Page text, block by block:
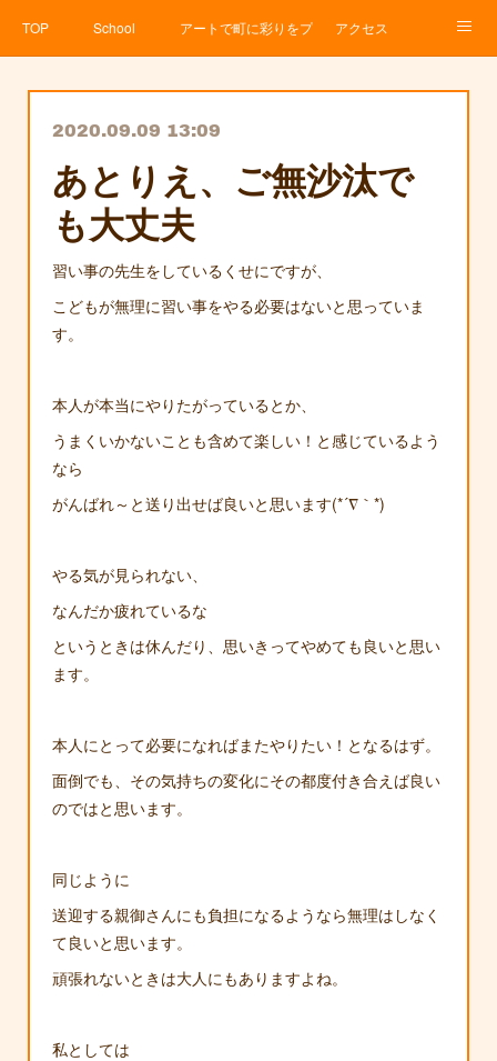
TOP School アートで町に彩りをプロジェクト
アクセス
2020.09.09 13:09
あとりえ、ご無沙汰で
も大丈夫
習い事の先生をしているくせにですが、
こどもが無理に習い事をやる必要はないと思っていま
す。
本人が本当にやりたがっているとか、
うまくいかないことも含めて楽しい！と感じているよう
なら
がんばれ～と送り出せば良いと思います(*´∇｀*)
やる気が見られない、
なんだか疲れているな
というときは休んだり、思いきってやめても良いと思い
ます。
本人にとって必要になればまたやりたい！となるはず。
面倒でも、その気持ちの変化にその都度付き合えば良い
のではと思います。
同じように
送迎する親御さんにも負担になるようなら無理はしなく
て良いと思います。
頑張れないときは大人にもありますよね。
私としては